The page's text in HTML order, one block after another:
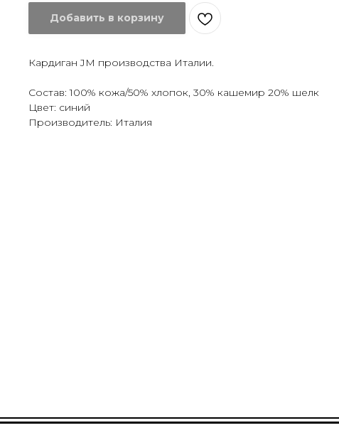
Добавить в корзину
Кардиган JM производства Италии.
Состав: 100% кожа/50% хлопок, 30% кашемир 20% шелк
Цвет: синий
Производитель: Италия